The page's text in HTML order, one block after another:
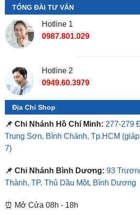
TỔNG ĐÀI TƯ VẤN
Hotline 1
0987.801.029
Hotline 2
0949.60.3979
Địa Chỉ Shop
📌 Chi Nhánh Hồ Chí Minh: 277-279
Trung Sơn, Bình Chánh, Tp.HCM
7)
📌 Chi Nhánh Bình Dương: 93
Thành, TP. Thủ Dầu Một, Bình Dương
⏰ Mở Cửa 08h - 18h